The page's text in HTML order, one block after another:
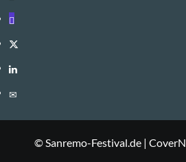
Mastodon
Twitter
LinkedIn
E-
© Sanremo-Festival.de |